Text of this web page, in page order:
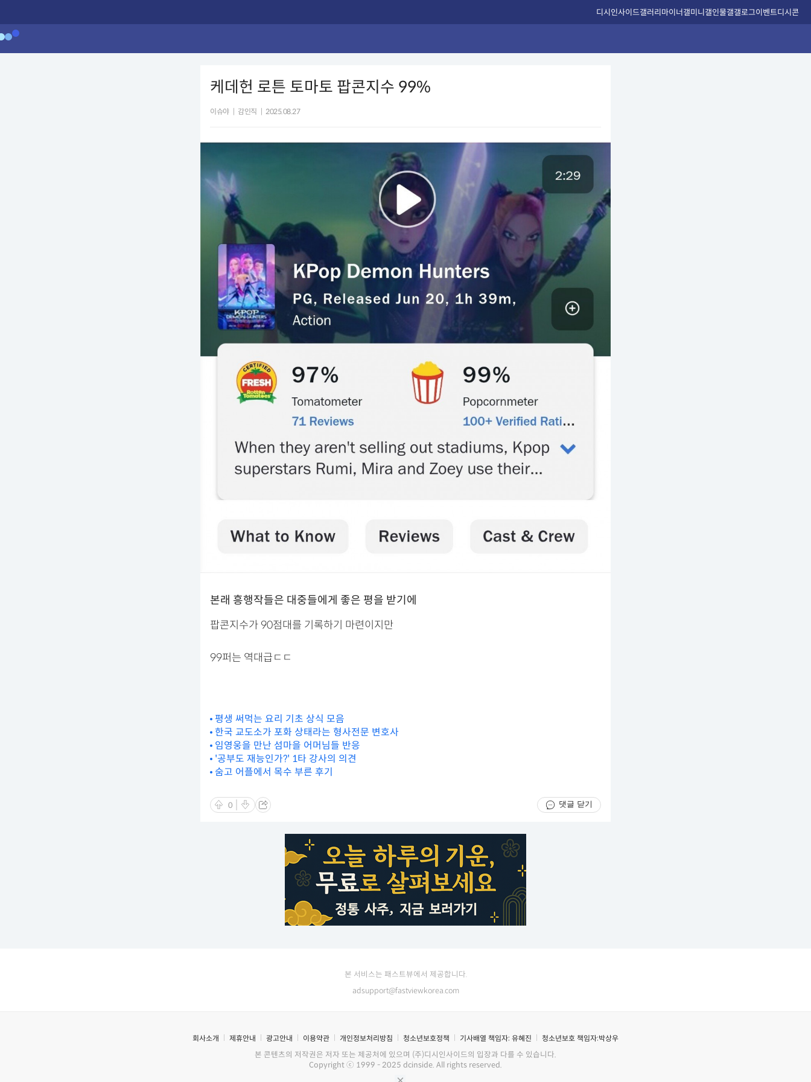
디시인사이드갤러리마이너갤미니갤인물갤갤로그이벤트디시콘
케데헌 로튼 토마토 팝콘지수 99%
이슈야 감인직 2025.08.27
본래 흥행작들은 대중들에게 좋은 평을 받기에
팝콘지수가 90점대를 기록하기 마련이지만
99퍼는 역대급ㄷㄷ
평생 써먹는 요리 기초 상식 모음
한국 교도소가 포화 상태라는 형사전문 변호사
임영웅을 만난 섬마을 어머님들 반응
'공부도 재능인가?' 1타 강사의 의견
숨고 어플에서 목수 부른 후기
0 댓글 닫기
본 서비스는 패스트뷰에서 제공합니다.
adsupport@fastviewkorea.com
회사소개 제휴안내 광고안내 이용약관 개인정보처리방침 청소년보호정책 기사배열 책임자: 유혜진 청소년보호 책임자:박상우
본 콘텐츠의 저작권은 저자 또는 제공처에 있으며 (주)디시인사이드의 입장과 다를 수 있습니다.
Copyright ⓒ 1999 - 2025 dcinside. All rights reserved.